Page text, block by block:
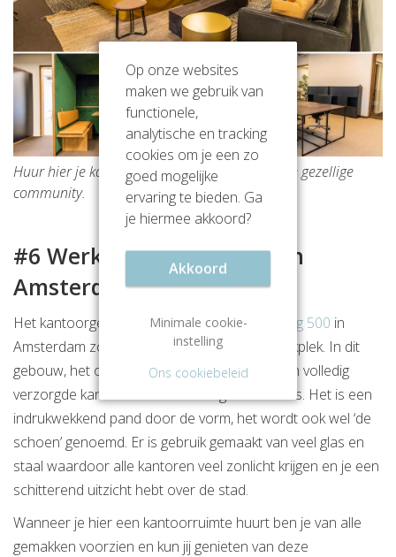
Huur hier je kantoorruimte en wordt lid van de gezellige
community.
#6 Werken in ‘de schoen’ in
Amsterdam
Het kantoorgebouw aan deAmstelveenseweg 500 in
Amsterdam zorgt voor een inspirerende werkplek. In dit
gebouw, het oude hoofdkantoor van ING, zijn volledig
verzorgde kantoorruimtes en vergaderruimtes. Het is een
indrukwekkend pand door de vorm, het wordt ook wel ‘de
schoen’ genoemd. Er is gebruik gemaakt van veel glas en
staal waardoor alle kantoren veel zonlicht krijgen en je een
schitterend uitzicht hebt over de stad.
Wanneer je hier een kantoorruimte huurt ben je van alle
gemakken voorzien en kun jij genieten van deze
Op onze websites
maken we gebruik van
functionele,
analytische en tracking
cookies om je een zo
goed mogelijke
ervaring te bieden. Ga
je hiermee akkoord?
Akkoord
Minimale cookie-
instelling
Ons cookiebeleid